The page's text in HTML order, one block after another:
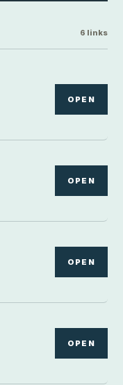
6 links
OPEN
OPEN
OPEN
OPEN